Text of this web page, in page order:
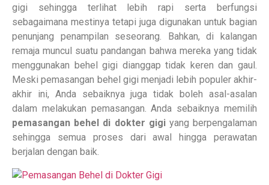
gigi sehingga terlihat lebih rapi serta berfungsi
sebagaimana mestinya tetapi juga digunakan untuk bagian
penunjang penampilan seseorang. Bahkan, di kalangan
remaja muncul suatu pandangan bahwa mereka yang tidak
menggunakan behel gigi dianggap tidak keren dan gaul.
Meski pemasangan behel gigi menjadi lebih populer akhir-
akhir ini, Anda sebaiknya juga tidak boleh asal-asalan
dalam melakukan pemasangan. Anda sebaiknya memilih
pemasangan behel di dokter gigiyang berpengalaman
sehingga semua proses dari awal hingga perawatan
berjalan dengan baik.